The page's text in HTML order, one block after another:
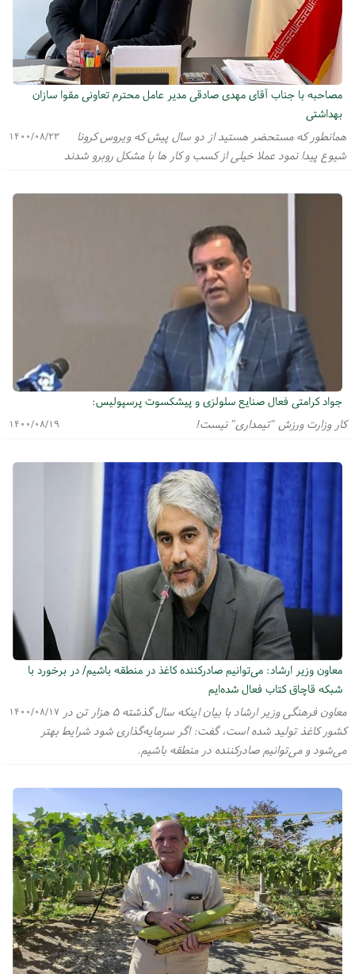
مصاحبه با جناب آقای مهدی صادقی مدیر عامل محترم تعاونی مقوا سازان
بهداشتی
۱۴۰۰/۰۸/۲۳
همانطور که مستحضر هستید از دو سال پیش که ویروس کرونا
شیوع پیدا نمود عملا خیلی از کسب و کار ها با مشکل روبرو شدند
جواد کرامتی فعال صنایع سلولزی و پیشکسوت پرسپولیس:
۱۴۰۰/۰۸/۱۹ کار وزارت ورزش "تیمداری" نیست!
معاون وزیر ارشاد: می‌توانیم صادرکننده کاغذ در منطقه باشیم/ در برخورد با
شبکه قاچاق کتاب فعال شده‌ایم
۱۴۰۰/۰۸/۱۷ معاون فرهنگی وزیر ارشاد با بیان اینکه سال گذشته ۵ هزار تن در
کشور کاغذ تولید شده است، گفت: اگر سرمایه‌گذاری شود شرایط بهتر
می‌شود و می‌توانیم صادرکننده در منطقه باشیم.